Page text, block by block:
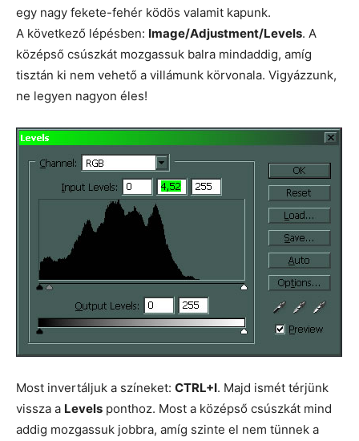
egy nagy fekete-fehér ködös valamit kapunk.
A következő lépésben: Image/Adjustment/Levels. A
középső csúszkát mozgassuk balra mindaddig, amíg
tisztán ki nem vehető a villámunk körvonala. Vigyázzunk,
ne legyen nagyon éles!
Most invertáljuk a színeket: CTRL+I. Majd ismét térjünk
vissza a Levels ponthoz. Most a középső csúszkát mind
addig mozgassuk jobbra, amíg szinte el nem tünnek a